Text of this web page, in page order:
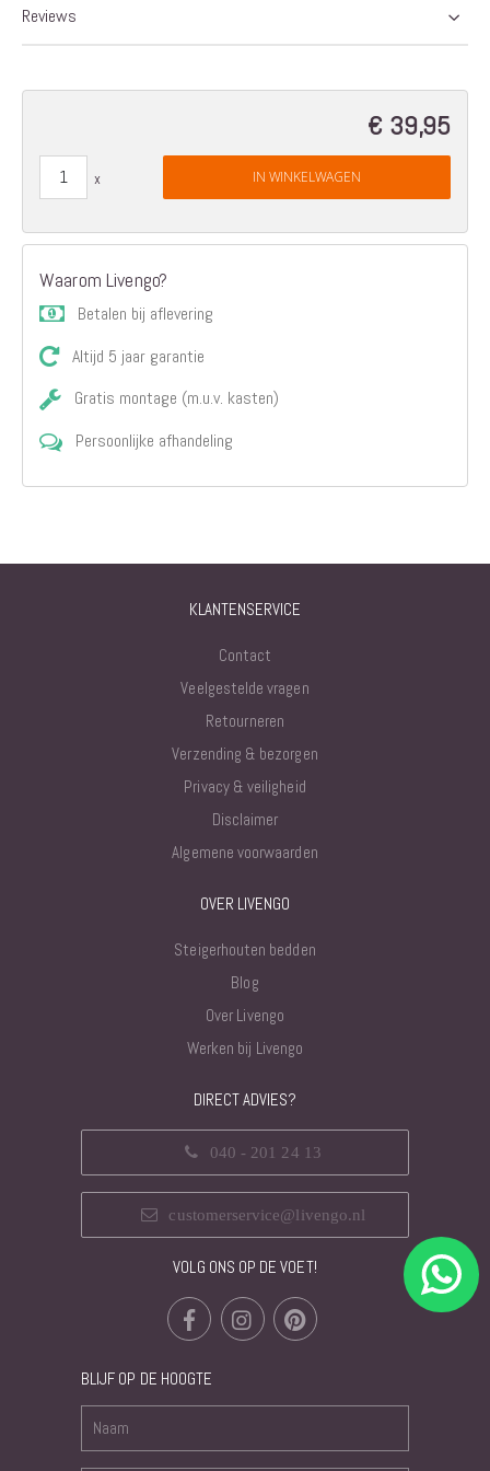
Reviews
€ 39,95
IN WINKELWAGEN
Waarom Livengo?
Betalen bij aflevering
Altijd 5 jaar garantie
Gratis montage (m.u.v. kasten)
Persoonlijke afhandeling
KLANTENSERVICE
Contact
Veelgestelde vragen
Retourneren
Verzending & bezorgen
Privacy & veiligheid
Disclaimer
Algemene voorwaarden
OVER LIVENGO
Steigerhouten bedden
Blog
Over Livengo
Werken bij Livengo
DIRECT ADVIES?
040 - 201 24 13
customerservice@livengo.nl
VOLG ONS OP DE VOET!
BLIJF OP DE HOOGTE